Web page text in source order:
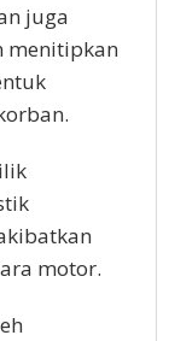
juga
menitipkan
motor.